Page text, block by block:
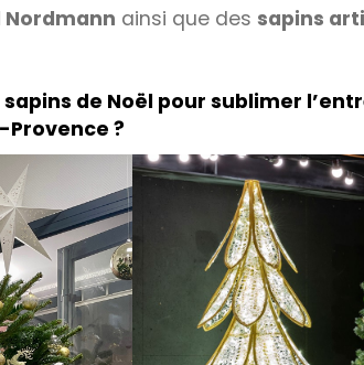
ainsi que des sapins
de Noël pour sublimer
?